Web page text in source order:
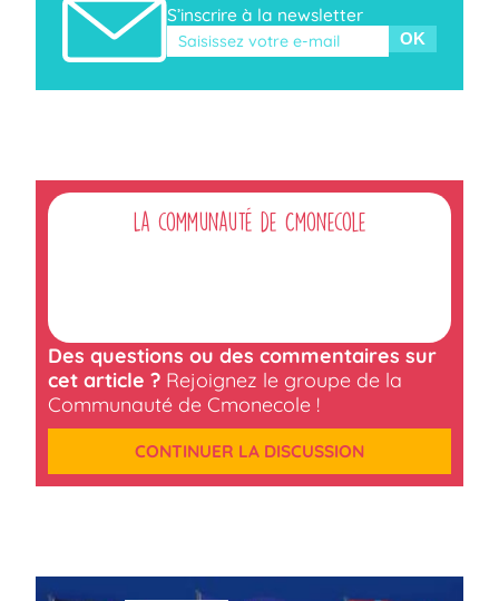
S’inscrire à la newsletter
Veuillez laisser ce champ vide.
La communauté de Cmonecole
Des questions ou des commentaires sur
cet article ?Rejoignez le groupe de la
Communauté de Cmonecole !
CONTINUER LA DISCUSSION